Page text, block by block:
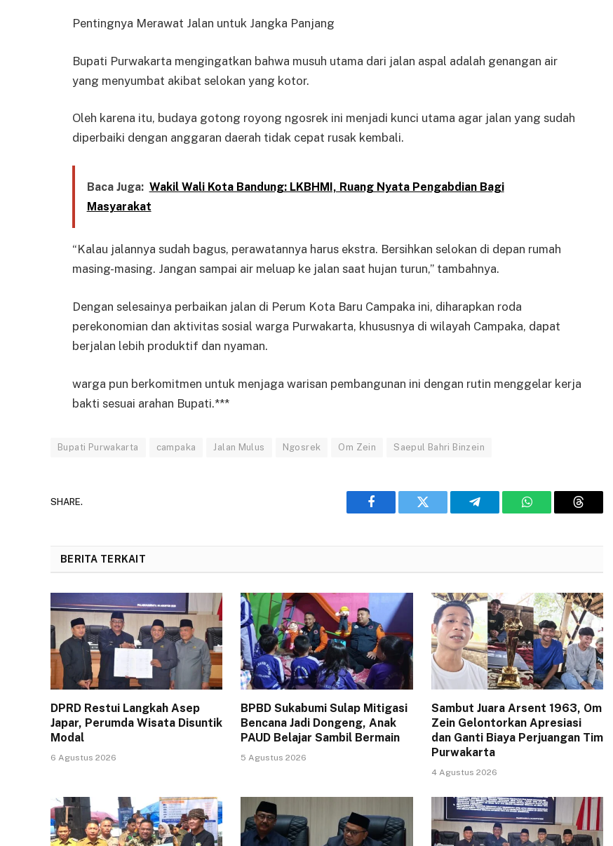
Pentingnya Merawat Jalan untuk Jangka Panjang
Bupati Purwakarta mengingatkan bahwa musuh utama dari jalan aspal adalah genangan air
yang menyumbat akibat selokan yang kotor.
Oleh karena itu, budaya gotong royong ngosrek ini menjadi kunci utama agar jalan yang sudah
diperbaiki dengan anggaran daerah tidak cepat rusak kembali.
Baca Juga: Wakil Wali Kota Bandung: LKBHMI, Ruang Nyata Pengabdian Bagi
Masyarakat
“Kalau jalannya sudah bagus, perawatannya harus ekstra. Bersihkan selokan di depan rumah
masing-masing. Jangan sampai air meluap ke jalan saat hujan turun,” tambahnya.
Dengan selesainya perbaikan jalan di Perum Kota Baru Campaka ini, diharapkan roda
perekonomian dan aktivitas sosial warga Purwakarta, khususnya di wilayah Campaka, dapat
berjalan lebih produktif dan nyaman.
warga pun berkomitmen untuk menjaga warisan pembangunan ini dengan rutin menggelar kerja
bakti sesuai arahan Bupati.***
Bupati Purwakarta campaka Jalan Mulus Ngosrek Om Zein Saepul Bahri Binzein
SHARE.
Facebook Twitter Telegram WhatsAppThreads
BERITA TERKAIT
DPRD Restui Langkah Asep
Japar, Perumda Wisata Disuntik
Modal
6 Agustus 2026
BPBD Sukabumi Sulap Mitigasi
Bencana Jadi Dongeng, Anak
PAUD Belajar Sambil Bermain
5 Agustus 2026
Sambut Juara Arsent 1963, Om
Zein Gelontorkan Apresiasi
dan Ganti Biaya Perjuangan Tim
Purwakarta
4 Agustus 2026